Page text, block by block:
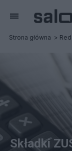
Strona główna
Składki